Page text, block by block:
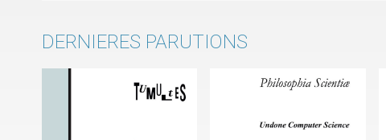
DERNIERES PARUTIONS